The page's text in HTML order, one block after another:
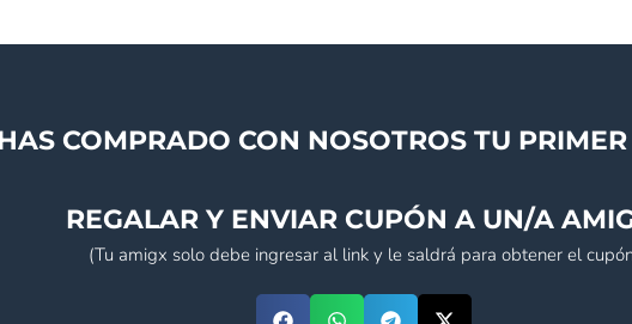
COMPRADO CON NOSOTROS TU
REGALAR Y ENVIAR CUPÓN A UN/A
(Tu amigx solo debe ingresar al link y le saldrá para obtener el